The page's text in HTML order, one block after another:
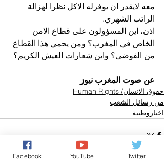
معه لايقدر ان يوفرله الاكل نظرا لهزالة
الراتب الشهري.
اذن، اين المسؤولون على قطاع الامن
الخاص في المغرب؟ ومن يحمي هذا القطاع
من الفوضى؟ واين شعارات العيش الكريم؟
عن صوت المغرب نيوز
حقوق الانسان/ Human Rights
من رسائل الشعب
اخباروطنية
Facebook YouTube Twitter